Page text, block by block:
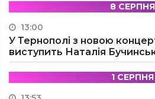
8 СЕРПНЯ
13:00
У Тернополі з новою
виступить Наталія
1 СЕРПНЯ